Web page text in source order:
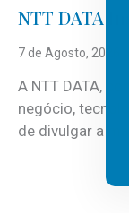
NTT DATA
7 de Agosto, 2026
A NTT DATA,
negócio,
de divulgar a